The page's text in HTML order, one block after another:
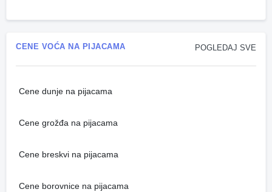
POGLEDAJ SVE
CENE VOĆA NA PIJACAMA
Cene dunje na pijacama
Cene grožđa na pijacama
Cene breskvi na pijacama
Cene borovnice na pijacama